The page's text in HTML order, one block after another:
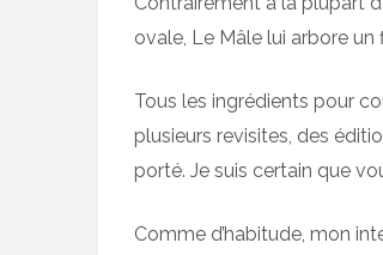
ovale, Le Mâle lui arbore
Tous les ingrédients pour
plusieurs revisites, des
porté. Je suis certain que
Comme d’habitude, mon